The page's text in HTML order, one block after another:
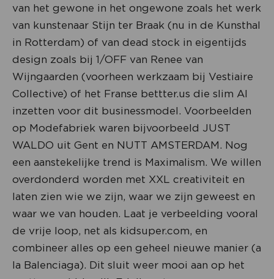
van het gewone in het ongewone zoals het werk
van kunstenaar Stijn ter Braak (nu in de Kunsthal
in Rotterdam) of van dead stock in eigentijds
design zoals bij 1/OFF van Renee van
Wijngaarden (voorheen werkzaam bij Vestiaire
Collective) of het Franse bettter.us die slim AI
inzetten voor dit businessmodel. Voorbeelden
op Modefabriek waren bijvoorbeeld JUST
WALDO uit Gent en NUTT AMSTERDAM. Nog
een aanstekelijke trend is Maximalism. We willen
overdonderd worden met XXL creativiteit en
laten zien wie we zijn, waar we zijn geweest en
waar we van houden. Laat je verbeelding vooral
de vrije loop, net als kidsuper.com, en
combineer alles op een geheel nieuwe manier (a
la Balenciaga). Dit sluit weer mooi aan op het